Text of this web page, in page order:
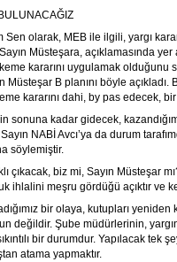
Sen olarak, MEB ile ilgili, yargı
Müsteşara, açıklamasında
kararını uygulamak
Müsteşar B planını böyle açıkladı.
kararını dahi, by pas edecek, bir
sonuna kadar gidecek,
NABİ Avcı’ya da durum
söylemiştir.
çıkacak, biz mi, Sayın Müsteşar
ihlalini meşru gördüğü açıktır ve
bir olaya, kutupları
değildir. Şube müdürlerinin,
bir durumdur. Yapılacak tek
atama yapmaktır.